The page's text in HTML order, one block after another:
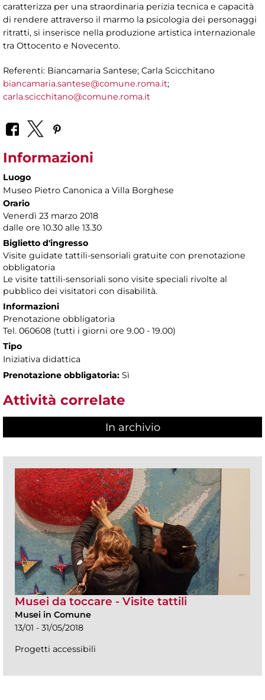
caratterizza per una straordinaria perizia tecnica e capacità
di rendere attraverso il marmo la psicologia dei personaggi
ritratti, si inserisce nella produzione artistica internazionale
tra Ottocento e Novecento.
Referenti: Biancamaria Santese; Carla Scicchitano
biancamaria.santese@comune.roma.it;
carla.scicchitano@comune.roma.it
Informazioni
Luogo
Museo Pietro Canonica a Villa Borghese
Orario
Venerdì 23 marzo 2018
dalle ore 10.30 alle 13.30
Biglietto d'ingresso
Visite guidate tattili-sensoriali gratuite con prenotazione
obbligatoria
Le visite tattili-sensoriali sono visite speciali rivolte al
pubblico dei visitatori con disabilità.
Informazioni
Prenotazione obbligatoria
Tel. 060608 (tutti i giorni ore 9.00 - 19.00)
Tipo
Iniziativa didattica
Prenotazione obbligatoria: Sì
Attività correlate
In archivio
Musei da toccare - Visite tattili
Musei in Comune
13/01 - 31/05/2018
Progetti accessibili